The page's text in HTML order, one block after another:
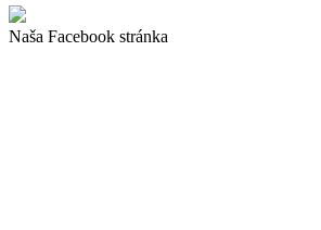
Naša Facebook stránka